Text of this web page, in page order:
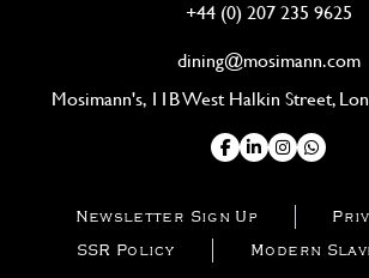
Newsletter Sign Up
SSR Policy
Modern
+44 (0) 207 235 9625
dining@mosimann.com
Mosimann's, 11B West Halkin Street,